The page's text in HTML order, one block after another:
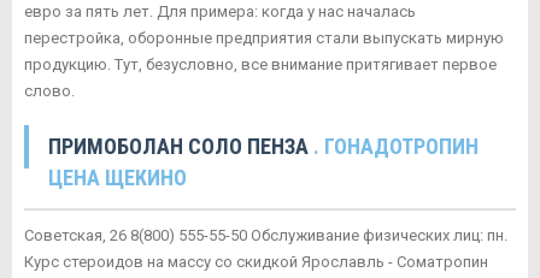
евро за пять лет. Для примера: когда у нас началась
перестройка, оборонные предприятия стали выпускать мирную
продукцию. Тут, безусловно, все внимание притягивает первое
слово.
ПРИМОБОЛАН СОЛО ПЕНЗА . ГОНАДОТРОПИН
ЦЕНА ЩЕКИНО
Советская, 26 8(800) 555-55-50 Обслуживание физических лиц: пн.
Курс стероидов на массу со скидкой Ярославль - Cоматропин